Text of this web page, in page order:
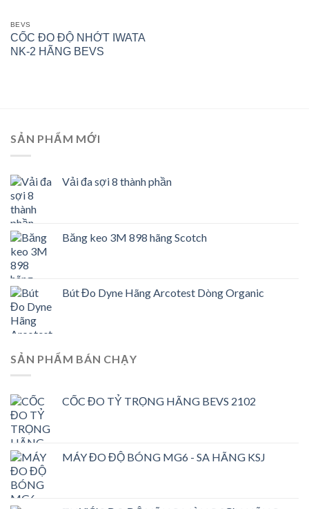
BEVS
CỐC ĐO ĐỘ NHỚT IWATA
NK-2 HÃNG BEVS
SẢN PHẨM MỚI
Vải đa sợi 8 thành phần
Băng keo 3M 898 hãng Scotch
Bút Đo Dyne Hãng Arcotest Dòng Organic
SẢN PHẨM BÁN CHẠY
CỐC ĐO TỶ TRỌNG HÃNG BEVS 2102
MÁY ĐO ĐỘ BÓNG MG6 - SA HÃNG KSJ